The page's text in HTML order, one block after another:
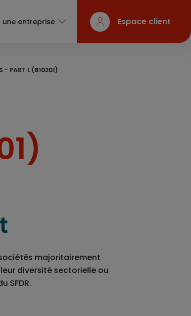
une entreprise Espace client
- PART L (810201)
majoritairement
diversité sectorielle ou
SFDR.